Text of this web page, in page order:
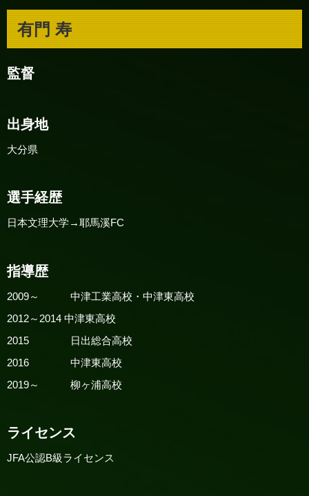
有門 寿
監督
出身地
大分県
選手経歴
日本文理大学→耶馬溪FC
指導歴
2009～ 中津工業高校・中津東高校
2012～2014 中津東高校
2015 日出総合高校
2016 中津東高校
2019～ 柳ヶ浦高校
ライセンス
JFA公認B級ライセンス